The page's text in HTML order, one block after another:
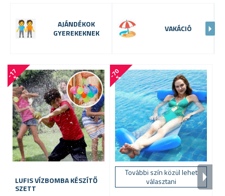
AJÁNDÉKOK
GYEREKEKNEK
VAKÁCIÓ
-
1
7
%
LUFIS VÍZBOMBA KÉSZÍTŐ
SZETT
-
7
0
%
További szín közül lehet
választani